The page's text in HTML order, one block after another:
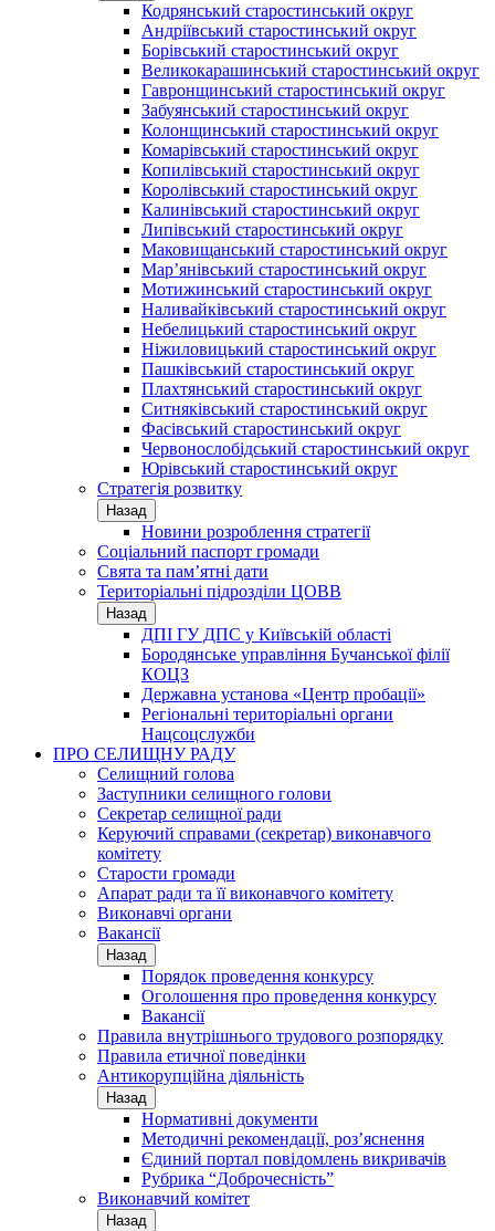
Кодрянський старостинський округ
Андріївський старостинський округ
Борівський старостинський округ
Великокарашинський старостинський округ
Гавронщинський старостинський округ
Забуянський старостинський округ
Колонщинський старостинський округ
Комарівський старостинський округ
Копилівський старостинський округ
Королівський старостинський округ
Калинівський старостинський округ
Липівський старостинський округ
Маковищанський старостинський округ
Мар’янівський старостинський округ
Мотижинський старостинський округ
Наливайківський старостинський округ
Небелицький старостинський округ
Ніжиловицький старостинський округ
Пашківський старостинський округ
Плахтянський старостинський округ
Ситняківський старостинський округ
Фасівський старостинський округ
Червонослобідський старостинський округ
Юрівський старостинський округ
Стратегія розвитку
Назад
Новини розроблення стратегії
Соціальний паспорт громади
Свята та пам’ятні дати
Територіальні підрозділи ЦОВВ
Назад
ДПІ ГУ ДПС у Київській області
Бородянське управління Бучанської філії
КОЦЗ
Державна установа «Центр пробації»
Регіональні територіальні органи
Нацсоцслужби
ПРО СЕЛИЩНУ РАДУ
Селищний голова
Заступники селищного голови
Секретар селищної ради
Керуючий справами (секретар) виконавчого
комітету
Старости громади
Апарат ради та її виконавчого комітету
Виконавчі органи
Вакансії
Назад
Порядок проведення конкурсу
Оголошення про проведення конкурсу
Вакансії
Правила внутрішнього трудового розпорядку
Правила етичної поведінки
Антикорупційна діяльність
Назад
Нормативні документи
Методичні рекомендації, роз’яснення
Єдиний портал повідомлень викривачів
Рубрика “Доброчесність”
Виконавчий комітет
Назад